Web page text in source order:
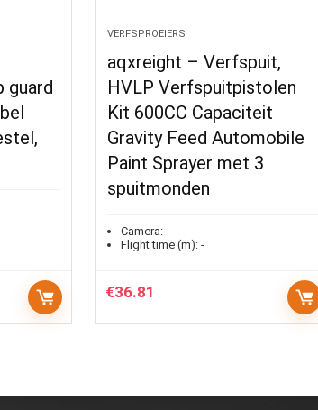
guard
VERFSPROEIERS
aqxreight – Verfspuit,
HVLP Verfspuitpistolen
Kit 600CC Capaciteit
Gravity Feed Automobile
Paint Sprayer met 3
spuitmonden
Camera: -
Flight time (m): -
€36.81